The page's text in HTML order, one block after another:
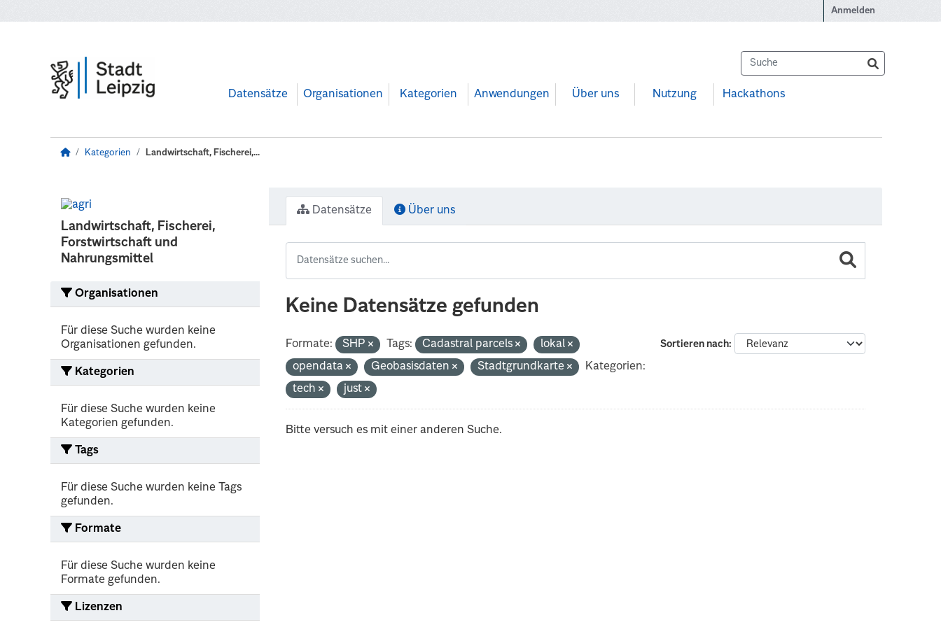
Anmelden
Datensätze Organisationen Kategorien Anwendungen Über uns Nutzung Hackathons
Kategorien Landwirtschaft, Fischerei,...
Landwirtschaft, Fischerei,
Forstwirtschaft und
Nahrungsmittel
Organisationen
Für diese Suche wurden keine
Organisationen gefunden.
Kategorien
Für diese Suche wurden keine
Kategorien gefunden.
Tags
Für diese Suche wurden keine Tags
gefunden.
Formate
Für diese Suche wurden keine
Formate gefunden.
Lizenzen
Datensätze Über uns
Keine Datensätze gefunden
Sortieren nach
Formate: SHP Tags: Cadastral parcels
lokal
opendata
Geobasisdaten Stadtgrundkarte
Kategorien:
tech
just
Bitte versuch es mit einer anderen Suche.